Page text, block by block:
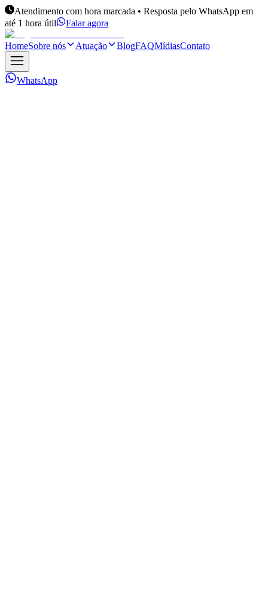
Atendimento com hora marcada • Resposta pelo WhatsApp em
até 1 hora útil
Falar agora
HomeSobre nós Atuação BlogFAQMídiasContato
WhatsApp